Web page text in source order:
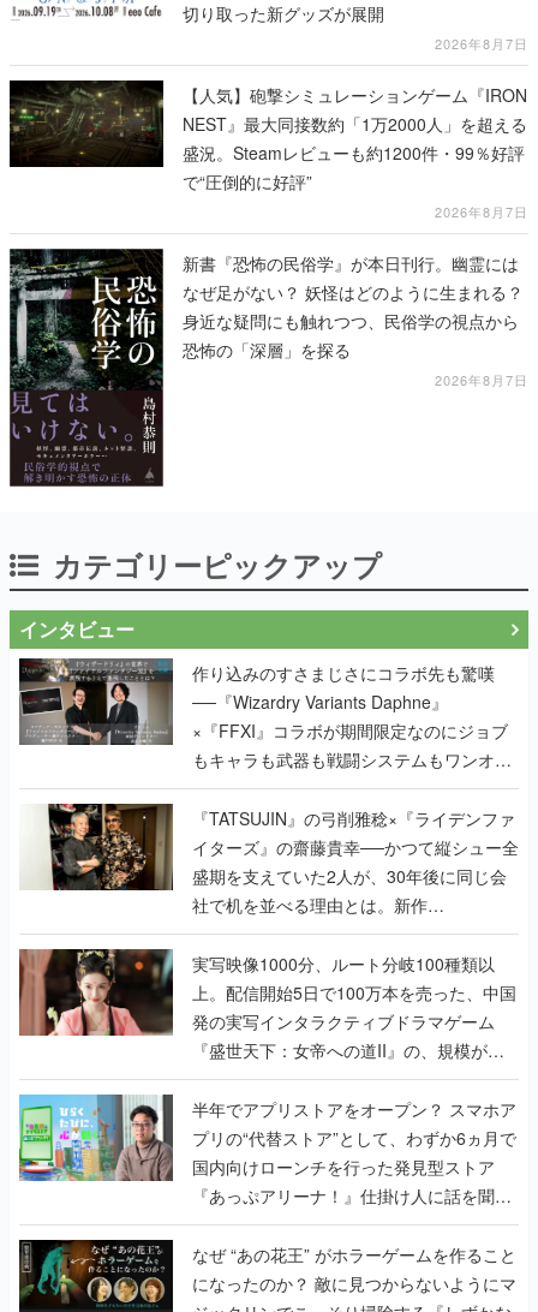
切り取った新グッズが展開
2026年8月7日
【人気】砲撃シミュレーションゲーム『IRON
NEST』最大同接数約「1万2000人」を超える
盛況。Steamレビューも約1200件・99％好評
で“圧倒的に好評”
2026年8月7日
新書『恐怖の民俗学』が本日刊行。幽霊には
なぜ足がない？ 妖怪はどのように生まれる？
身近な疑問にも触れつつ、民俗学の視点から
恐怖の「深層」を探る
2026年8月7日
カテゴリーピックアップ
インタビュー
作り込みのすさまじさにコラボ先も驚嘆
──『Wizardry Variants Daphne』
×『FFXI』コラボが期間限定なのにジョブ
もキャラも武器も戦闘システムもワンオフ
で作り込まれた理由を両ディレクターに聞
く
『TATSUJIN』の弓削雅稔×『ライデンファ
イターズ』の齋藤貴幸──かつて縦シュー全
盛期を支えていた2人が、30年後に同じ会
社で机を並べる理由とは。新作
『TATSUJIN EXTREME』で初タッグを組
んだレジェンド2人に訊く開発秘話
実写映像1000分、ルート分岐100種類以
上。配信開始5日で100万本を売った、中国
発の実写インタラクティブドラマゲーム
『盛世天下：女帝への道II』の、規模が違
うこだわりをプロデューサーに聞いた
半年でアプリストアをオープン？ スマホア
プリの“代替ストア”として、わずか6ヵ月で
国内向けローンチを行った発見型ストア
『あっぷアリーナ！』仕掛け人に話を聞い
てみた
なぜ “あの花王” がホラーゲームを作ること
になったのか？ 敵に見つからないようにマ